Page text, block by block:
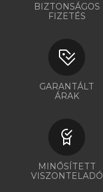
BIZTONSÁGOS
FIZETÉS
GARANTÁLT
ÁRAK
MINŐSÍTETT
VISZONTELADÓ